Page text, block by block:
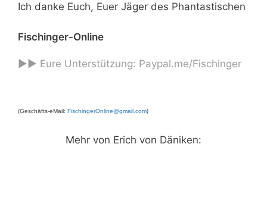
Ich danke Euch, Euer Jäger des Phantastischen
Fischinger-Online
►► Eure Unterstützung: Paypal.me/Fischinger
(Geschäfts-eMail: FischingerOnline@gmail.com)
Mehr von Erich von Däniken: